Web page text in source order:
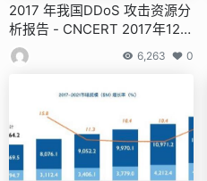
2017 年我国DDoS 攻击资源分
析报告 - CNCERT 2017年12月
发布
6,263 0